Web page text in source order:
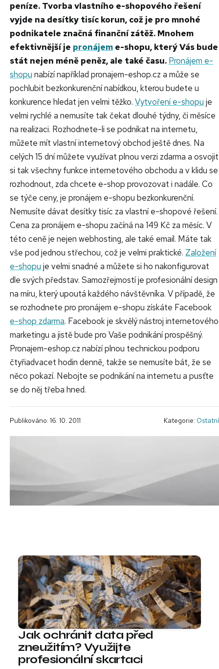
peníze. Tvorba vlastního e-shopového řešení
vyjde na desítky tisíc korun, což je pro mnohé
podnikatele značná finanční zátěž. Mnohem
efektivnější je pronájem e-shopu, který Vás bude
stát nejen méně peněz, ale také času. Pronájem e-
shopu nabízí například pronajem-eshop.cz a může se
pochlubit bezkonkurenční nabídkou, kterou budete u
konkurence hledat jen velmi těžko. Vytvoření e-shopu je
velmi rychlé a nemusíte tak čekat dlouhé týdny, či měsíce
na realizaci. Rozhodnete-li se podnikat na internetu,
můžete mít vlastní internetový obchod ještě dnes. Na
celých 15 dní můžete využívat plnou verzi zdarma a osvojit
si tak všechny funkce internetového obchodu a v klidu se
rozhodnout, zda chcete e-shop provozovat i nadále. Co
se týče ceny, je pronájem e-shopu bezkonkurenční.
Nemusíte dávat desítky tisíc za vlastní e-shopové řešení.
Cena za pronájem e-shopu začíná na 149 Kč za měsíc. V
této ceně je nejen webhosting, ale také email. Máte tak
vše pod jednou střechou, což je velmi praktické. Založení
e-shopu je velmi snadné a můžete si ho nakonfigurovat
dle svých představ. Samozřejmostí je profesionální design
na míru, který upoutá každého návštěvníka. V případě, že
se rozhodnete pro pronájem e-shopu získáte Facebook
e-shop zdarma. Facebook je skvělý nástroj internetového
marketingu a jistě bude pro Vaše podnikání prospěšný.
Pronajem-eshop.cz nabízí plnou technickou podporu
čtyřiadvacet hodin denně, takže se nemusíte bát, že se
něco pokazí. Nebojte se podnikání na internetu a pusťte
se do něj třeba hned.
Publikováno: 16. 10. 2011 Kategorie: Ostatní
Jak ochránit data před
zneužitím? Využijte
profesionální skartaci